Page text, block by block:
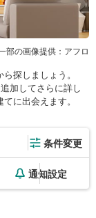
部の画像提供：アフロ
探しましょう。
加してさらに詳し
に出会えます。
条件変更
通知設定